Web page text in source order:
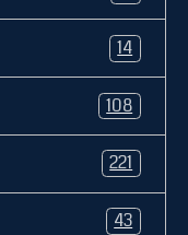
14
108
221
43